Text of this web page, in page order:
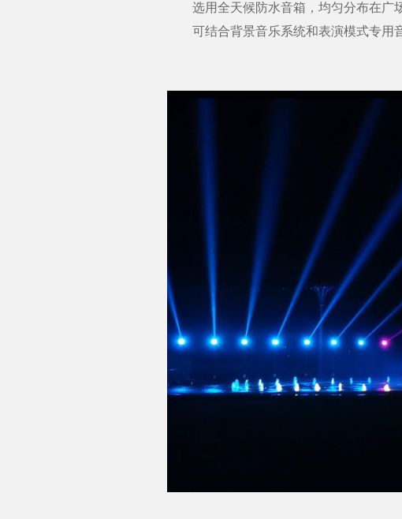
选用全天候防水音箱，均匀分布在广场
可结合背景音乐系统和表演模式专用音